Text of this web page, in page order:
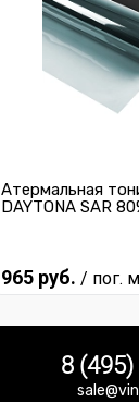
Атермальная
DAYTONA SAR
965 руб. / пог.
8 (495)